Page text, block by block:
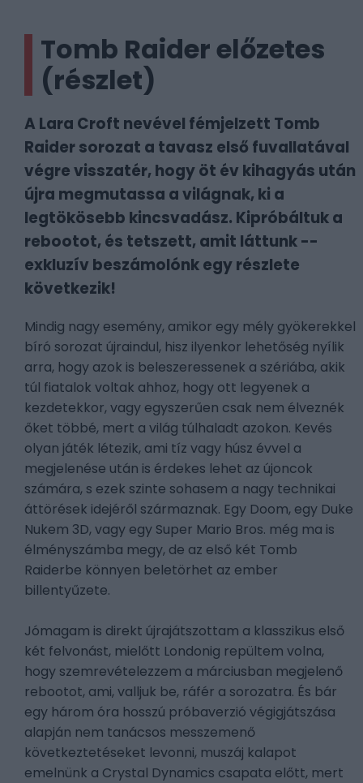
Tomb Raider előzetes
(részlet)
A Lara Croft nevével fémjelzett Tomb
Raider sorozat a tavasz első fuvallatával
végre visszatér, hogy öt év kihagyás után
újra megmutassa a világnak, ki a
legtökösebb kincsvadász. Kipróbáltuk a
rebootot, és tetszett, amit láttunk --
exkluzív beszámolónk egy részlete
következik!
Mindig nagy esemény, amikor egy mély gyökerekkel
bíró sorozat újraindul, hisz ilyenkor lehetőség nyílik
arra, hogy azok is beleszeressenek a szériába, akik
túl fiatalok voltak ahhoz, hogy ott legyenek a
kezdetekkor, vagy egyszerűen csak nem élveznék
őket többé, mert a világ túlhaladt azokon. Kevés
olyan játék létezik, ami tíz vagy húsz évvel a
megjelenése után is érdekes lehet az újoncok
számára, s ezek szinte sohasem a nagy technikai
áttörések idejéről származnak. Egy Doom, egy Duke
Nukem 3D, vagy egy Super Mario Bros. még ma is
élményszámba megy, de az első két Tomb
Raiderbe könnyen beletörhet az ember
billentyűzete.
Jómagam is direkt újrajátszottam a klasszikus első
két felvonást, mielőtt Londonig repültem volna,
hogy szemrevételezzem a márciusban megjelenő
rebootot, ami, valljuk be, ráfér a sorozatra. És bár
egy három óra hosszú próbaverzió végigjátszása
alapján nem tanácsos messzemenő
következtetéseket levonni, muszáj kalapot
emelnünk a Crystal Dynamics csapata előtt, mert